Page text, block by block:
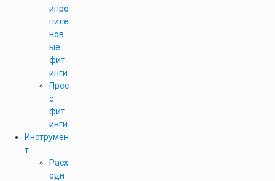
ипро
пиле
нов
ые
фит
инги
Прес
с
фит
инги
Инструмен
т
Расх
одн